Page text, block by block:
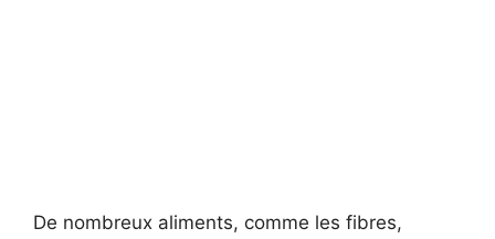
De nombreux aliments, comme les fibres,